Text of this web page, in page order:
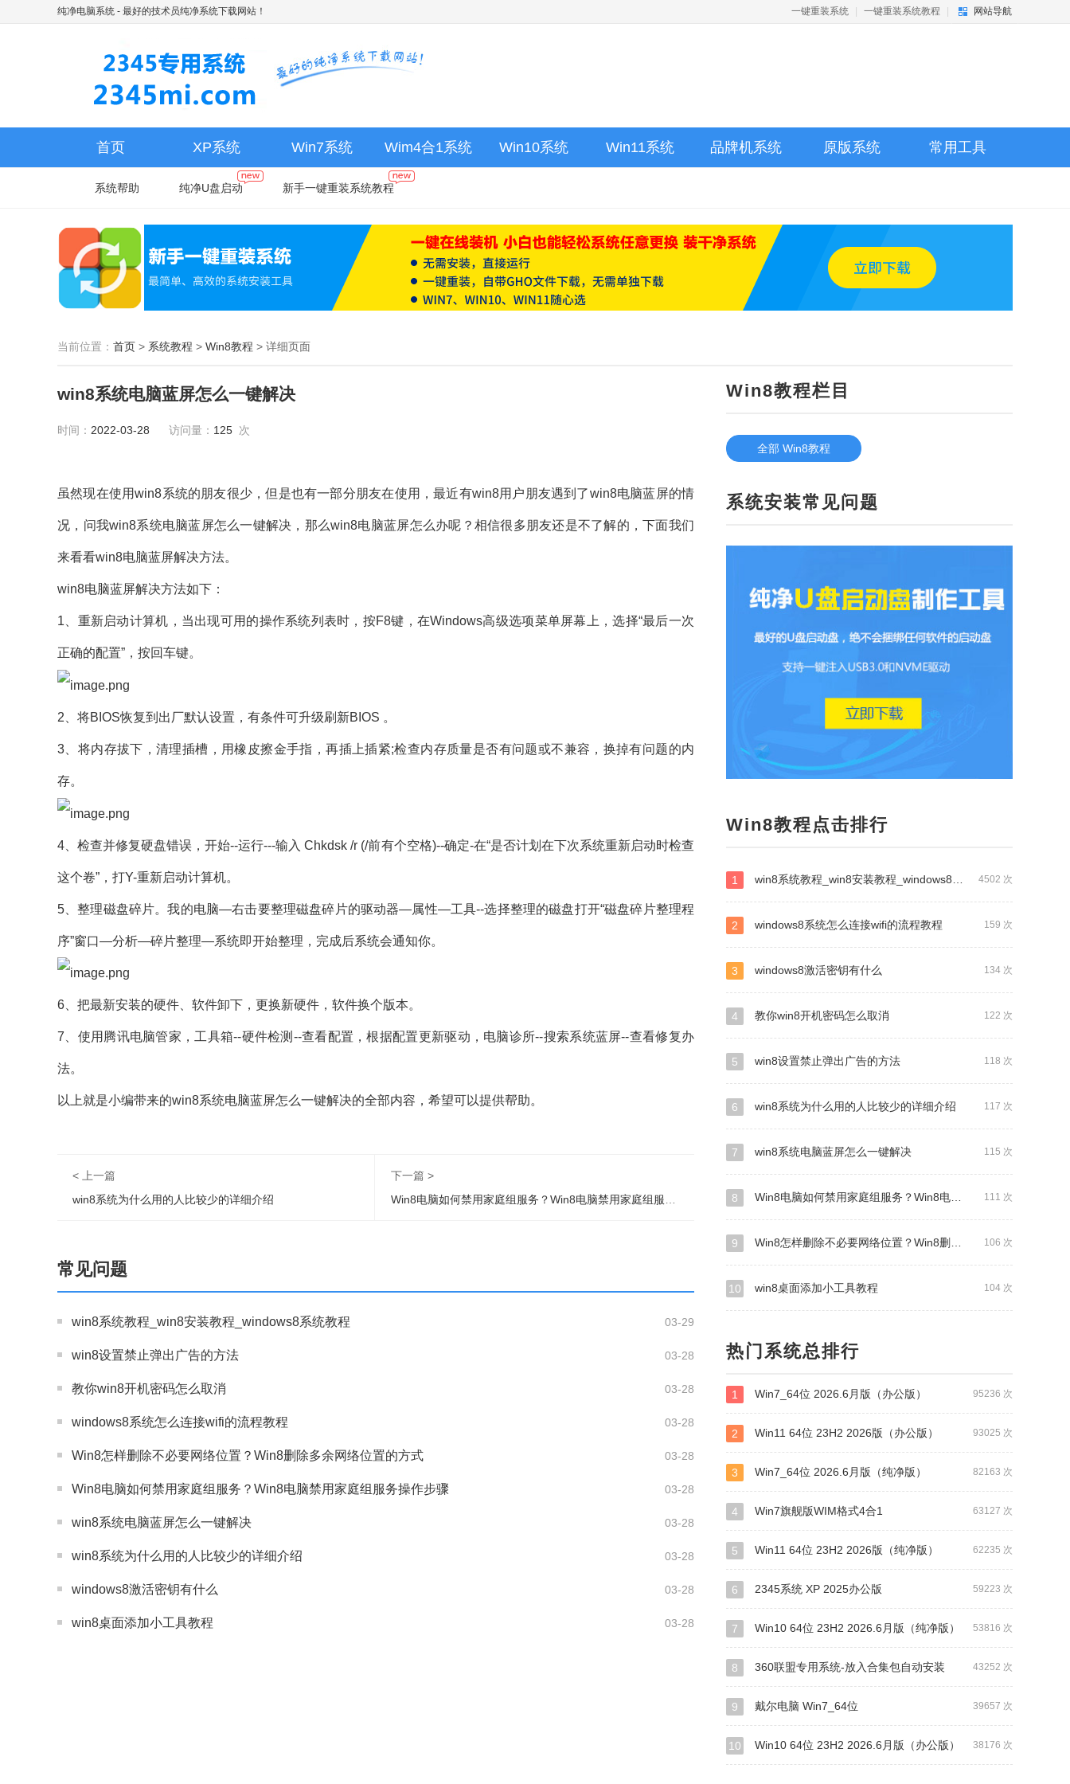
纯净电脑系统 - 最好的技术员纯净系统下载网站！ 一键重装系统 一键重装系统教程 网站导航
首页 XP系统 Win7系统 Wim4合1系统 Win10系统 Win11系统 品牌机系统 原版系统 常用工具
系统帮助 纯净U盘启动 新手一键重装系统教程
当前位置： 首页 > 系统教程 > Win8教程 > 详细页面
win8系统电脑蓝屏怎么一键解决
时间： 2022-03-28 访问量： 125 次
虽然现在使用win8系统的朋友很少，但是也有一部分朋友在使用，最近有win8用户朋友遇到了win8电脑蓝屏的情
况，问我win8系统电脑蓝屏怎么一键解决，那么win8电脑蓝屏怎么办呢？相信很多朋友还是不了解的，下面我们
来看看win8电脑蓝屏解决方法。
win8电脑蓝屏解决方法如下：
1、重新启动计算机，当出现可用的操作系统列表时，按F8键，在Windows高级选项菜单屏幕上，选择“最后一次
正确的配置”，按回车键。
2、将BIOS恢复到出厂默认设置，有条件可升级刷新BIOS 。
3、将内存拔下，清理插槽，用橡皮擦金手指，再插上插紧;检查内存质量是否有问题或不兼容，换掉有问题的内
存。
4、检查并修复硬盘错误，开始--运行---输入 Chkdsk /r (/前有个空格)--确定-在“是否计划在下次系统重新启动时检查
这个卷”，打Y-重新启动计算机。
5、整理磁盘碎片。我的电脑—右击要整理磁盘碎片的驱动器—属性—工具--选择整理的磁盘打开“磁盘碎片整理程
序”窗口—分析—碎片整理—系统即开始整理，完成后系统会通知你。
6、把最新安装的硬件、软件卸下，更换新硬件，软件换个版本。
7、使用腾讯电脑管家，工具箱--硬件检测--查看配置，根据配置更新驱动，电脑诊所--搜索系统蓝屏--查看修复办
法。
以上就是小编带来的win8系统电脑蓝屏怎么一键解决的全部内容，希望可以提供帮助。
< 上一篇
win8系统为什么用的人比较少的详细介绍
下一篇 >
Win8电脑如何禁用家庭组服务？Win8电脑禁用家庭组服务操作步骤
常见问题
03-29
win8系统教程_win8安装教程_windows8系统教程
03-28
win8设置禁止弹出广告的方法
03-28
教你win8开机密码怎么取消
03-28
windows8系统怎么连接wifi的流程教程
03-28
Win8怎样删除不必要网络位置？Win8删除多余网络位置的方式
03-28
Win8电脑如何禁用家庭组服务？Win8电脑禁用家庭组服务操作步骤
03-28
win8系统电脑蓝屏怎么一键解决
03-28
win8系统为什么用的人比较少的详细介绍
03-28
windows8激活密钥有什么
03-28
win8桌面添加小工具教程
Win8教程栏目
全部 Win8教程
系统安装常见问题
Win8教程点击排行
4502 次
1 win8系统教程_win8安装教程_windows8系统教程
159 次
2 windows8系统怎么连接wifi的流程教程
134 次
3 windows8激活密钥有什么
122 次
4 教你win8开机密码怎么取消
118 次
5 win8设置禁止弹出广告的方法
117 次
6 win8系统为什么用的人比较少的详细介绍
115 次
7 win8系统电脑蓝屏怎么一键解决
111 次
8 Win8电脑如何禁用家庭组服务？Win8电脑禁用家庭组服务操作步骤
106 次
9 Win8怎样删除不必要网络位置？Win8删除多余网络位置的方式
104 次
10 win8桌面添加小工具教程
热门系统总排行
95236 次
1 Win7_64位 2026.6月版（办公版）
93025 次
2 Win11 64位 23H2 2026版（办公版）
82163 次
3 Win7_64位 2026.6月版（纯净版）
63127 次
4 Win7旗舰版WIM格式4合1
62235 次
5 Win11 64位 23H2 2026版（纯净版）
59223 次
6 2345系统 XP 2025办公版
53816 次
7 Win10 64位 23H2 2026.6月版（纯净版）
43252 次
8 360联盟专用系统-放入合集包自动安装
39657 次
9 戴尔电脑 Win7_64位
38176 次
10 Win10 64位 23H2 2026.6月版（办公版）